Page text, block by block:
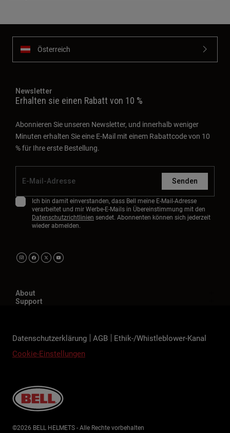
Österreich
Newsletter
Erhalten sie einen Rabatt von 10 %
Abonnieren Sie unseren Newsletter, und innerhalb weniger
Minuten erhalten Sie eine E-Mail mit einem Rabattcode von 10
% für Ihre erste Bestellung.
Senden
Ich bin damit einverstanden, dass Bell meine E-Mail-Adresse
verarbeitet und mir Werbe-E-Mails in Übereinstimmung mit den
Datenschutzrichtlinien sendet. Abonnenten können sich jederzeit
wieder abmelden.
About
Support
Datenschutzerklärung AGB
Ethik-/Whistleblower-Kanal
Cookie-Einstellungen
©2026 BELL HELMETS - Alle Rechte vorbehalten